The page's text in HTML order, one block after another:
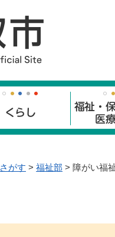
くらし
福祉・
医
がす > 福祉部 > 障がい福